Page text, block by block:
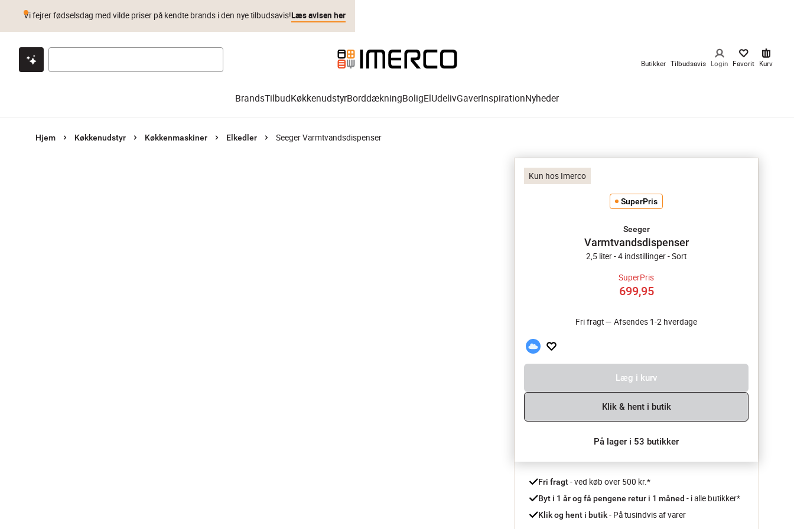
Klik & hent Byt i 1 år Prismatch
Vi fejrer fødselsdag med vilde priser på kendte brands i den nye tilbudsavis!Læs avisen her
Butikker Tilbudsavis Login Favorit Kurv
BrandsTilbudKøkkenudstyrBorddækningBoligElUdelivGaverInspirationNyheder
Hjem Køkkenudstyr Køkkenmaskiner Elkedler Seeger Varmtvandsdispenser
Kun hos Imerco
SuperPris
Seeger
Varmtvandsdispenser
2,5 liter - 4 indstillinger - Sort
SuperPris
699,95
Fri fragt — Afsendes 1-2 hverdage
Læg i kurv
Klik & hent i butik
På lager i 53 butikker
Fri fragt - ved køb over 500 kr.*
Byt i 1 år og få pengene retur i 1 måned - i alle butikker*
Klik og hent i butik - På tusindvis af varer